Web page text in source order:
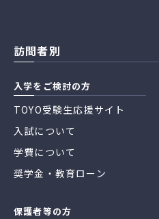
訪問者別
入学をご検討の方
TOYO受験生応援サイト
入試について
学費について
奨学金・教育ローン
保護者等の方